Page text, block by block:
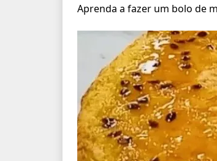
Aprenda a fazer um bolo de